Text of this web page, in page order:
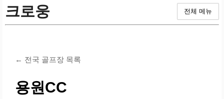
크로웅 전체 메뉴
← 전국 골프장 목록
용원CC